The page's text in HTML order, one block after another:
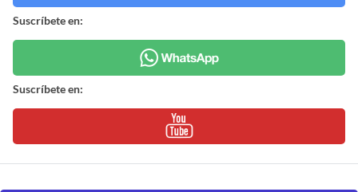
Suscríbete en:
Suscríbete en: